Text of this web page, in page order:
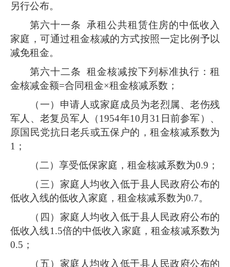
另行公布。
第六十一条 承租公共租赁住房的中低收入
家庭，可通过租金核减的方式按照一定比例予以
减免租金。
第六十二条 租金核减按下列标准执行：租
金核减金额=合同租金×租金核减系数；
（一）申请人或家庭成员为老烈属、老伤残
军人、老复员军人（1954年10月31日前参军）、
原国民党抗日老兵或五保户的，租金核减系数为
1；
（二）享受低保家庭，租金核减系数为0.9；
（三）家庭人均收入低于县人民政府公布的
低收入线的低收入家庭，租金核减系数为0.7。
（四）家庭人均收入低于县人民政府公布的
低收入线1.5倍的中低收入家庭，租金核减系数为
0.5；
（五）家庭人均收入低于县人民政府公布的